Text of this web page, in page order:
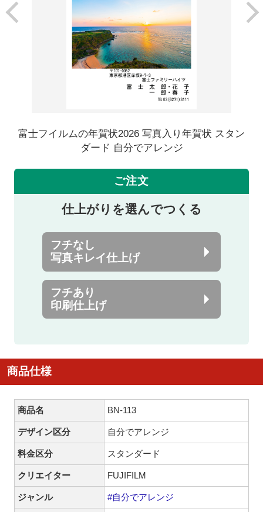
富士フイルムの年賀状2026 写真入り年賀状 スタン
ダード 自分でアレンジ
ご注文
仕上がりを選んでつくる
フチなし
写真キレイ仕上げ
フチあり
印刷仕上げ
商品仕様
商品名 BN-113
デザイン区分 自分でアレンジ
料金区分 スタンダード
クリエイター FUJIFILM
ジャンル #自分でアレンジ